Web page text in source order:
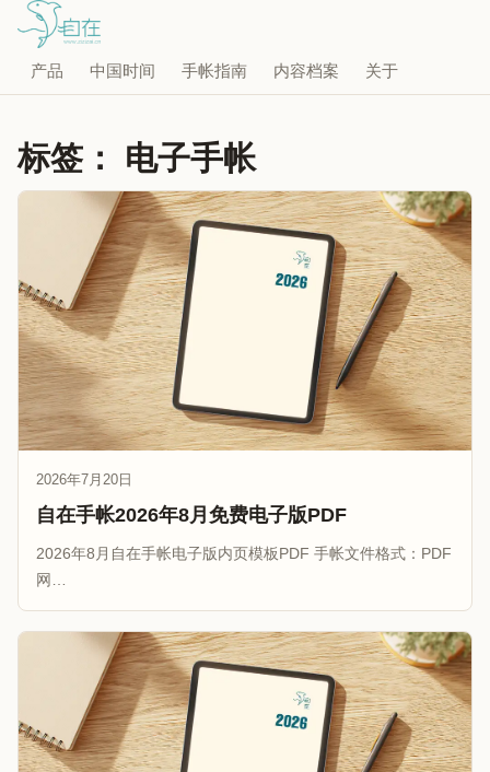
产品 中国时间 手帐指南 内容档案 关于
标签： 电子手帐
2026年7月20日
自在手帐2026年8月免费电子版PDF
2026年8月自在手帐电子版内页模板PDF 手帐文件格式：PDF
网…